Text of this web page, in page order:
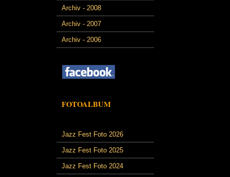
Archiv - 2008
Archiv - 2007
Archiv - 2006
FOTOALBUM
Jazz Fest Foto 2026
Jazz Fest Foto 2025
Jazz Fest Foto 2024